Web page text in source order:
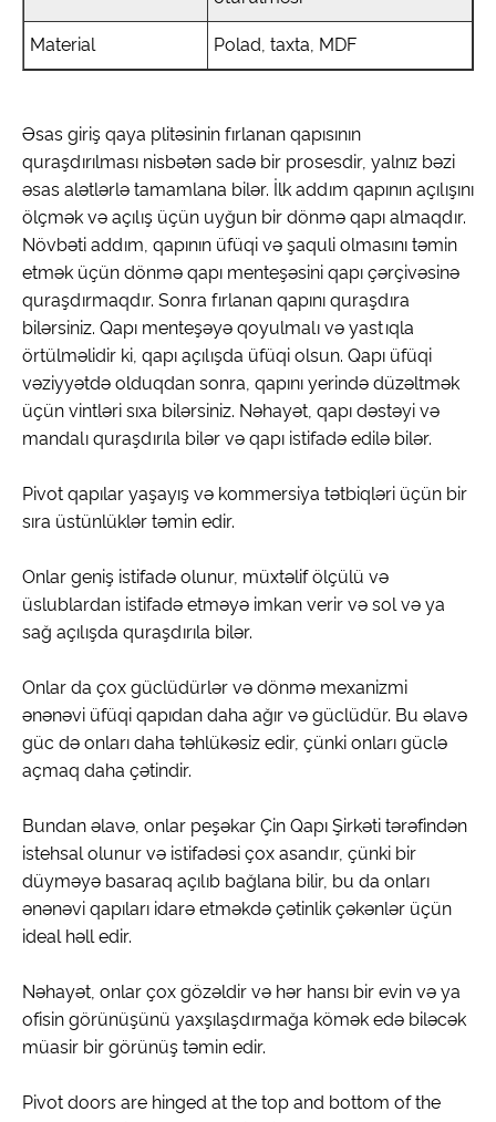
Material Polad, taxta, MDF
Əsas giriş qaya plitəsinin fırlanan qapısının
quraşdırılması nisbətən sadə bir prosesdir, yalnız bəzi
əsas alətlərlə tamamlana bilər. İlk addım qapının açılışını
ölçmək və açılış üçün uyğun bir dönmə qapı almaqdır.
Növbəti addım, qapının üfüqi və şaquli olmasını təmin
etmək üçün dönmə qapı menteşəsini qapı çərçivəsinə
quraşdırmaqdır. Sonra fırlanan qapını quraşdıra
bilərsiniz. Qapı menteşəyə qoyulmalı və yastıqla
örtülməlidir ki, qapı açılışda üfüqi olsun. Qapı üfüqi
vəziyyətdə olduqdan sonra, qapını yerində düzəltmək
üçün vintləri sıxa bilərsiniz. Nəhayət, qapı dəstəyi və
mandalı quraşdırıla bilər və qapı istifadə edilə bilər.
Pivot qapılar yaşayış və kommersiya tətbiqləri üçün bir
sıra üstünlüklər təmin edir.
Onlar geniş istifadə olunur, müxtəlif ölçülü və
üslublardan istifadə etməyə imkan verir və sol və ya
sağ açılışda quraşdırıla bilər.
Onlar da çox güclüdürlər və dönmə mexanizmi
ənənəvi üfüqi qapıdan daha ağır və güclüdür. Bu əlavə
güc də onları daha təhlükəsiz edir, çünki onları güclə
açmaq daha çətindir.
Bundan əlavə, onlar peşəkar Çin Qapı Şirkəti tərəfindən
istehsal olunur və istifadəsi çox asandır, çünki bir
düyməyə basaraq açılıb bağlana bilir, bu da onları
ənənəvi qapıları idarə etməkdə çətinlik çəkənlər üçün
ideal həll edir.
Nəhayət, onlar çox gözəldir və hər hansı bir evin və ya
ofisin görünüşünü yaxşılaşdırmağa kömək edə biləcək
müasir bir görünüş təmin edir.
Pivot doors are hinged at the top and bottom of the